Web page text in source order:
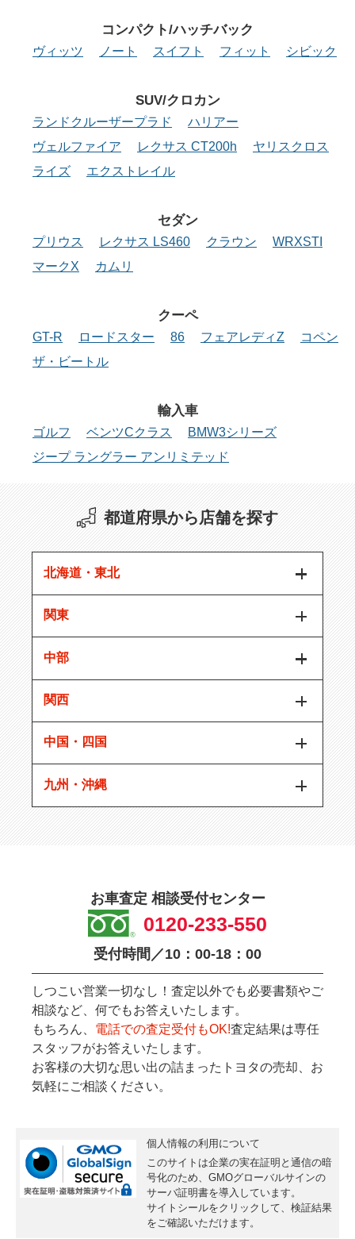
コンパクト/ハッチバック
ヴィッツ ノート スイフト フィット シビック
SUV/クロカン
ランドクルーザープラド
ハリアー
ヴェルファイア
レクサス CT200h
ヤリスクロス
ライズ
エクストレイル
セダン
プリウス レクサス LS460 クラウン
WRXSTI
マークX
カムリ
クーペ
GT-R ロードスター 86 フェアレディZ
コペン
ザ・ビートル
輸入車
ゴルフ ベンツCクラス
BMW3シリーズ
ジープ ラングラー アンリミテッド
都道府県から店舗を探す
北海道・東北
関東
中部
関西
中国・四国
九州・沖縄
お車査定 相談受付センター
0120-233-550
受付時間／10：00-18：00
しつこい営業一切なし！査定以外でも必要書類やご
相談など、何でもお答えいたします。
もちろん、 電話での査定受付もOK!査定結果は専任
スタッフがお答えいたします。
お客様の大切な思い出の詰まったトヨタの売却、お
気軽にご相談ください。
個人情報の利用について
このサイトは企業の実在証明と通信の暗
号化のため、GMOグローバルサインの
サーバ証明書を導入しています。
サイトシールをクリックして、検証結果
をご確認いただけます。